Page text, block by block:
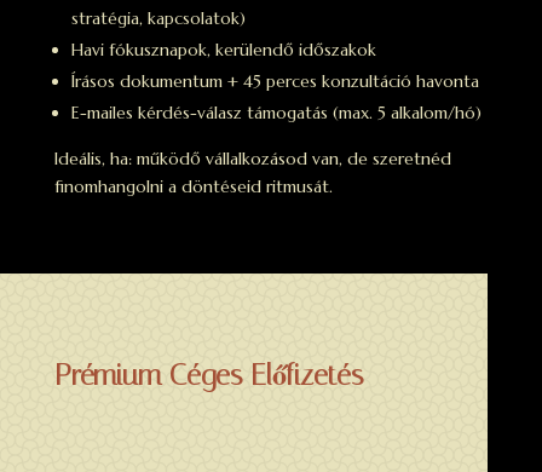
stratégia, kapcsolatok)
Havi fókusznapok, kerülendő időszakok
Írásos dokumentum + 45 perces konzultáció havonta
E-mailes kérdés-válasz támogatás (max. 5 alkalom/hó)
Ideális, ha: működő vállalkozásod van, de szeretnéd
finomhangolni a döntéseid ritmusát.
Prémium Céges Előfizetés